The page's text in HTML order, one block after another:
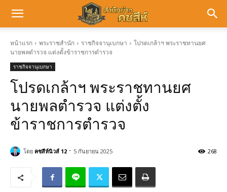
หน้าแรก พระราชสำนัก ราชกิจจานุเบกษา
โปรดเกล้าฯ พระราชทานยศ
นายพลตำรวจ แต่งตั้งข้าราชการตำรวจ
ราชกิจจานุเบกษา
โปรดเกล้าฯ พระราชทานยศ
นายพลตำรวจ แต่งตั้ง
ข้าราชการตำรวจ
268
โดย คชสีห์นิวส์ 12 - 5 กันยายน 2025